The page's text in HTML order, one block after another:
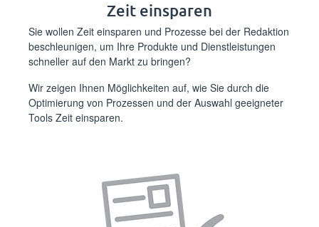
Zeit einsparen
Sie wollen Zeit einsparen und Prozesse bei der Redaktion
beschleunigen, um Ihre Produkte und Dienstleistungen
schneller auf den Markt zu bringen?
Wir zeigen Ihnen Möglichkeiten auf, wie Sie durch die
Optimierung von Prozessen und der Auswahl geeigneter
Tools Zeit einsparen.